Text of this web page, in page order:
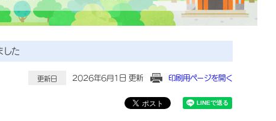
した
更新日 2026年6月1日 更新 印刷用ページを開く